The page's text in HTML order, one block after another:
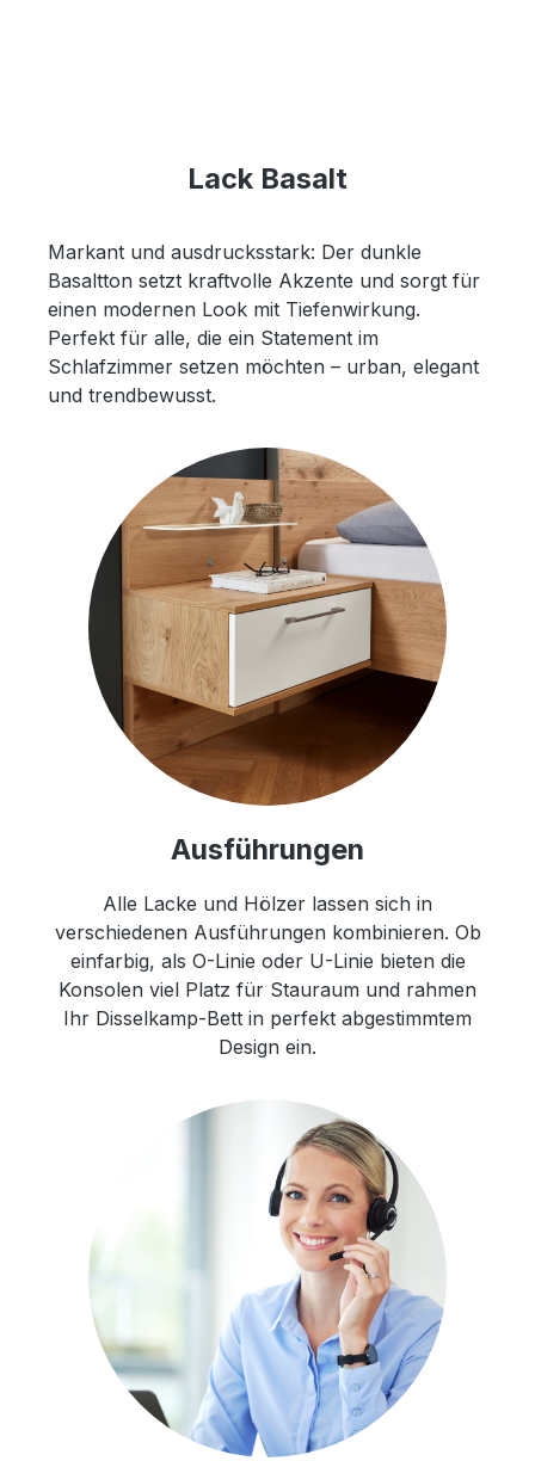
Lack Basalt
Markant und ausdrucksstark: Der dunkle
Basaltton setzt kraftvolle Akzente und sorgt für
einen modernen Look mit Tiefenwirkung.
Perfekt für alle, die ein Statement im
Schlafzimmer setzen möchten – urban, elegant
und trendbewusst.
Ausführungen
Alle Lacke und Hölzer lassen sich in
verschiedenen Ausführungen kombinieren. Ob
einfarbig, als O-Linie oder U-Linie bieten die
Konsolen viel Platz für Stauraum und rahmen
Ihr Disselkamp-Bett in perfekt abgestimmtem
Design ein.